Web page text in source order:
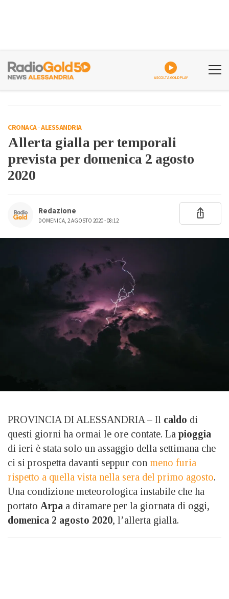
ASCOLTA GOLDPLAY
CRONACA-ALESSANDRIA
Allerta gialla per temporali
prevista per domenica 2 agosto
2020
Redazione
DOMENICA, 2 AGOSTO 2020 - 08:12
PROVINCIA DI ALESSANDRIA – Il caldo di
questi giorni ha ormai le ore contate. La pioggia
di ieri è stata solo un assaggio della settimana che
ci si prospetta davanti seppur con meno furia
rispetto a quella vista nella sera del primo agosto.
Una condizione meteorologica instabile che ha
portato Arpa a diramare per la giornata di oggi,
domenica 2 agosto 2020, l’allerta gialla.